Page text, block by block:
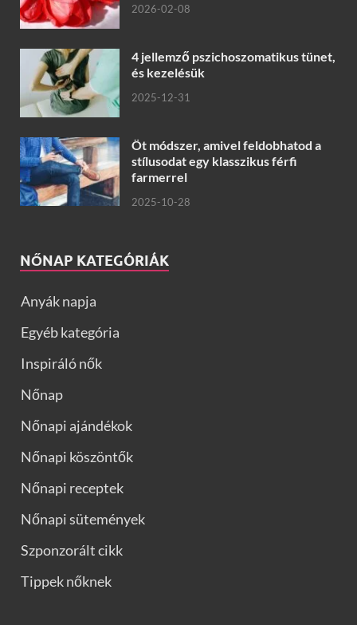
2026-02-08
4 jellemző pszichoszomatikus tünet,
és kezelésük
2025-12-31
Öt módszer, amivel feldobhatod a
stílusodat egy klasszikus férfi
farmerrel
2025-10-28
NŐNAP KATEGÓRIÁK
Anyák napja
Egyéb kategória
Inspiráló nők
Nőnap
Nőnapi ajándékok
Nőnapi köszöntők
Nőnapi receptek
Nőnapi sütemények
Szponzorált cikk
Tippek nőknek